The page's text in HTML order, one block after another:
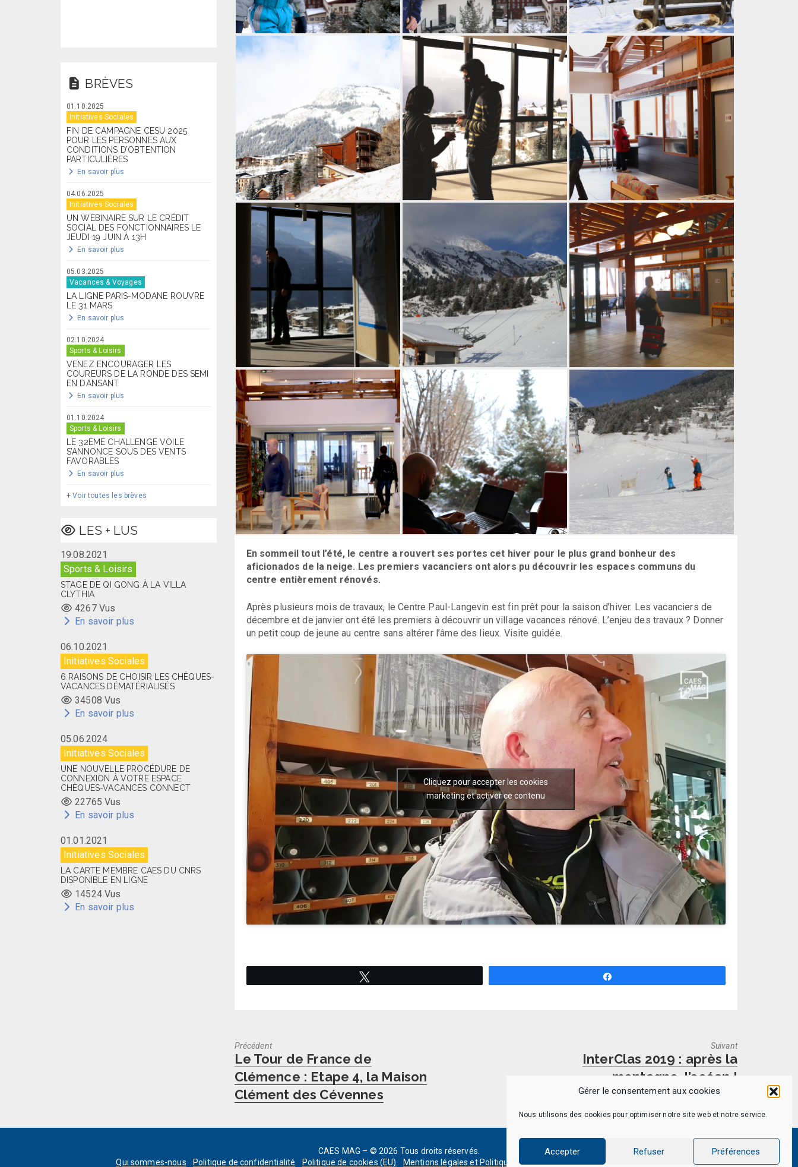
Gérer le consentement aux cookies
Nous utilisons des cookies pour optimiser notre site web et notre service.
Accepter Refuser Préférences
En sommeil tout l’été, le centre a rouvert ses portes cet hiver pour le plus grand bonheur des
aficionados de la neige. Les premiers vacanciers ont alors pu découvrir les espaces communs du
centre entièrement rénovés.
Après plusieurs mois de travaux, le Centre Paul-Langevin est fin prêt pour la saison d’hiver. Les vacanciers de
décembre et de janvier ont été les premiers à découvrir un village vacances rénové. L’enjeu des travaux ? Donner
un petit coup de jeune au centre sans altérer l’âme des lieux. Visite guidée.
Cliquez pour accepter les cookies
marketing et activer ce contenu
Précédent
Previous
post:
Le Tour de France de
Clémence : Etape 4, la Maison
Clément des Cévennes
Suivant
Next
post:
InterClas 2019 : après la
montagne, l’océan !
BRÈVES
01.10.2025
Initiatives Sociales
FIN DE CAMPAGNE CESU 2025
POUR LES PERSONNES AUX
CONDITIONS D’OBTENTION
PARTICULIÈRES
En savoir plus
04.06.2025
Initiatives Sociales
UN WEBINAIRE SUR LE CRÉDIT
SOCIAL DES FONCTIONNAIRES LE
JEUDI 19 JUIN À 13H
En savoir plus
05.03.2025
Vacances & Voyages
LA LIGNE PARIS-MODANE ROUVRE
LE 31 MARS
En savoir plus
02.10.2024
Sports & Loisirs
VENEZ ENCOURAGER LES
COUREURS DE LA RONDE DES SEMI
EN DANSANT
En savoir plus
01.10.2024
Sports & Loisirs
LE 32ÈME CHALLENGE VOILE
S’ANNONCE SOUS DES VENTS
FAVORABLES
En savoir plus
+Voir toutes les brèves
LES + LUS
19.08.2021
Sports & Loisirs
STAGE DE QI GONG À LA VILLA
CLYTHIA
4267 Vus
En savoir plus
06.10.2021
Initiatives Sociales
6 RAISONS DE CHOISIR LES CHÈQUES-
VACANCES DÉMATÉRIALISÉS
34508 Vus
En savoir plus
05.06.2024
Initiatives Sociales
UNE NOUVELLE PROCÉDURE DE
CONNEXION À VOTRE ESPACE
CHÈQUES-VACANCES CONNECT
22765 Vus
En savoir plus
01.01.2021
Initiatives Sociales
LA CARTE MEMBRE CAES DU CNRS
DISPONIBLE EN LIGNE
14524 Vus
En savoir plus
CAES MAG – © 2026 Tous droits réservés.
Qui sommes-nous
Politique de confidentialité Politique de cookies (EU) Mentions légales et Politique de données personnelles